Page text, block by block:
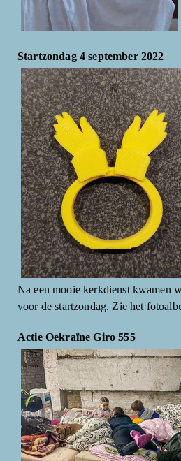
Startzondag 4 september 2022
Na een mooie kerkdienst kwamen
voor de startzondag. Zie het
Actie Oekraïne Giro 555